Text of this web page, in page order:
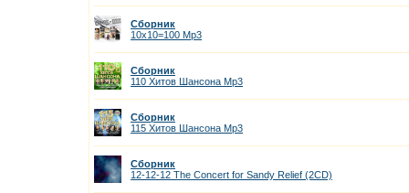
Сборник
10х10=100 Mp3
Сборник
110 Хитов Шансона Mp3
Сборник
115 Хитов Шансона Мр3
Сборник
12-12-12 The Concert for Sandy Relief (2CD)